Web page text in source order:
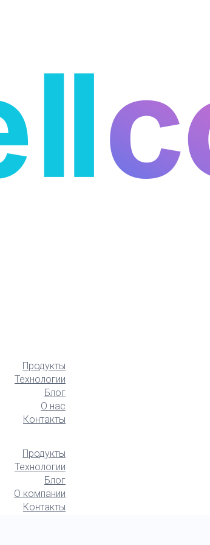
Продукты
Технологии
Блог
О нас
Контакты
Продукты
Технологии
Блог
О компании
Контакты